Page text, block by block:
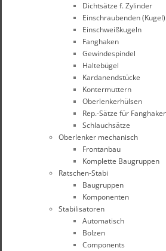
Dichtsätze f. Zylinder
Einschraubenden (Kugel)
Einschweißkugeln
Fanghaken
Gewindespindel
Haltebügel
Kardanendstücke
Kontermuttern
Oberlenkerhülsen
Rep.-Sätze für
Schlauchsätze
Oberlenker mechanisch
Frontanbau
Komplette Baugruppen
Ratschen-Stabi
Baugruppen
Komponenten
Stabilisatoren
Automatisch
Bolzen
Components